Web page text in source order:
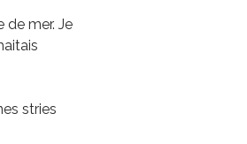
de mer. Je
stries